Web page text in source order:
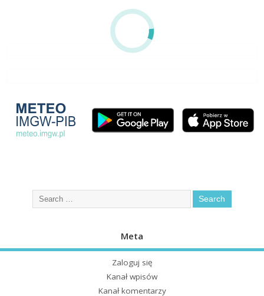
Meta
Zaloguj się
Kanał wpisów
Kanał komentarzy